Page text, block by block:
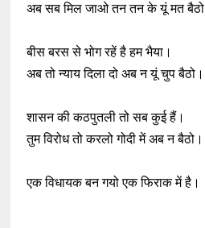
अब सब मिल जाओ तन तन के यूं मत
बीस बरस से भोग रहें है हम भैया।
अब तो न्याय दिला दो अब न यूं चुप बैठो।
शासन की कठपुतली तो सब कुई हैं।
तुम विरोध तो करलो गोदी में अब न बैठो।
एक विधायक बन गयो एक फिराक में है।